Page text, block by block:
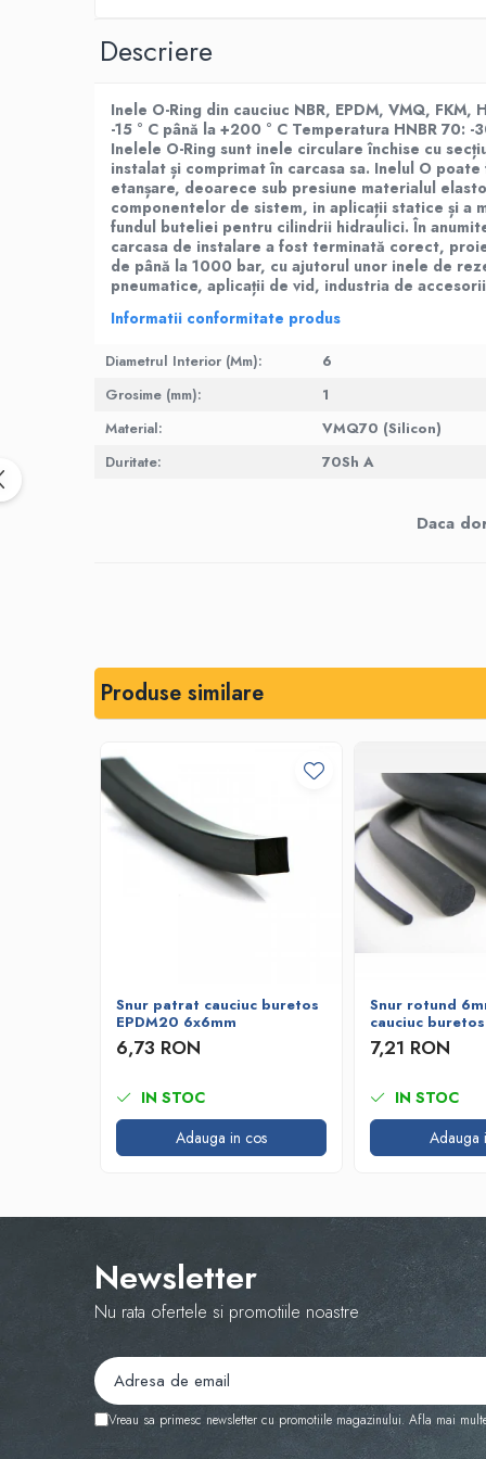
EPDM Spongios
Marsit (clingherit)
Covoare cauciuc antiderapant
Covor din granule de cauciuc
Protectie la electrocutare
Covor electroizolant
Carton electroizolant - Prespan
Aparate reazem din neopren
Adeziv lipire/reparare cauciuc
Benzi transportoare
Banda transportoare din cauciuc
Placa cauciucare tamburi
Racleti benzi transportoare
Bare de impact
Covorase de intrare
Cuplaje elastice
Descriere
Inele O-Ring din cauciuc NBR, EPDM, VMQ, FKM,
-15 ° C până la +200 ° C Temperatura HNBR 70:
Inelele O-Ring sunt inele circulare închise cu
instalat și comprimat în carcasa sa. Inelul O
etanșare, deoarece sub presiune materialul
componentelor de sistem, in aplicații statice și a
fundul buteliei pentru cilindrii hidraulici. În
carcasa de instalare a fost terminată corect,
de până la 1000 bar, cu ajutorul unor inele de
pneumatice, aplicații de vid, industria de
Informatii conformitate produs
Diametrul Interior (Mm):
6
Grosime (mm):
1
Material:
VMQ70 (Silicon)
Duritate:
70Sh A
Daca
Produse similare
Snur patrat cauciuc buretos
EPDM20 6x6mm
6,73 RON
IN STOC
Adauga in cos
Snur rotund
cauciuc
7,21 RON
IN STOC
Adauga
Newsletter
Nu rata ofertele si promotiile noastre
Vreau sa primesc newsletter cu promotiile magazinului. Afla mai